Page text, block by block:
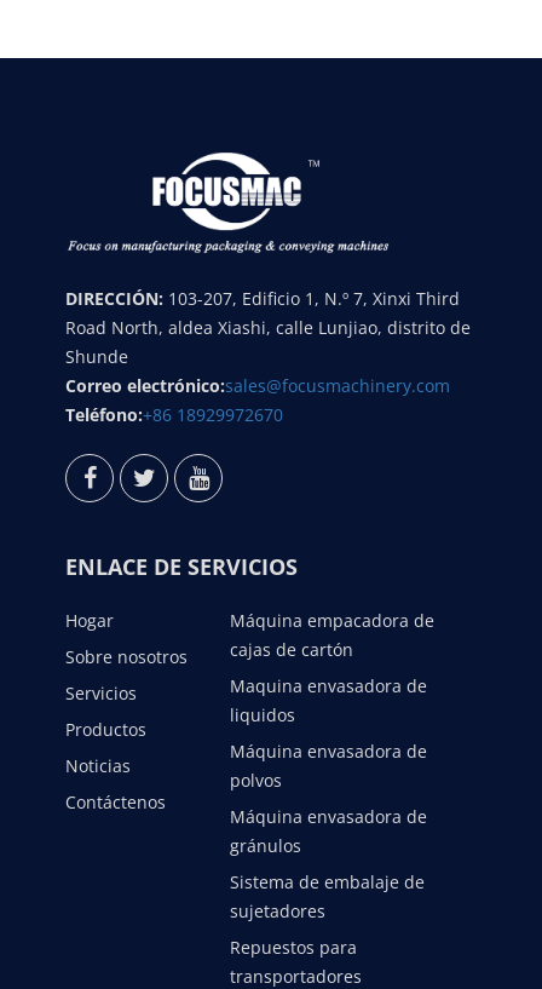
DIRECCIÓN: 103-207, Edificio 1, N.º 7, Xinxi Third
Road North, aldea Xiashi, calle Lunjiao, distrito de
Shunde
Correo electrónico:sales@focusmachinery.com
Teléfono:+86 18929972670
ENLACE DE SERVICIOS
Hogar
Sobre nosotros
Servicios
Productos
Noticias
Contáctenos
Máquina empacadora de
cajas de cartón
Maquina envasadora de
liquidos
Máquina envasadora de
polvos
Máquina envasadora de
gránulos
Sistema de embalaje de
sujetadores
Repuestos para
transportadores